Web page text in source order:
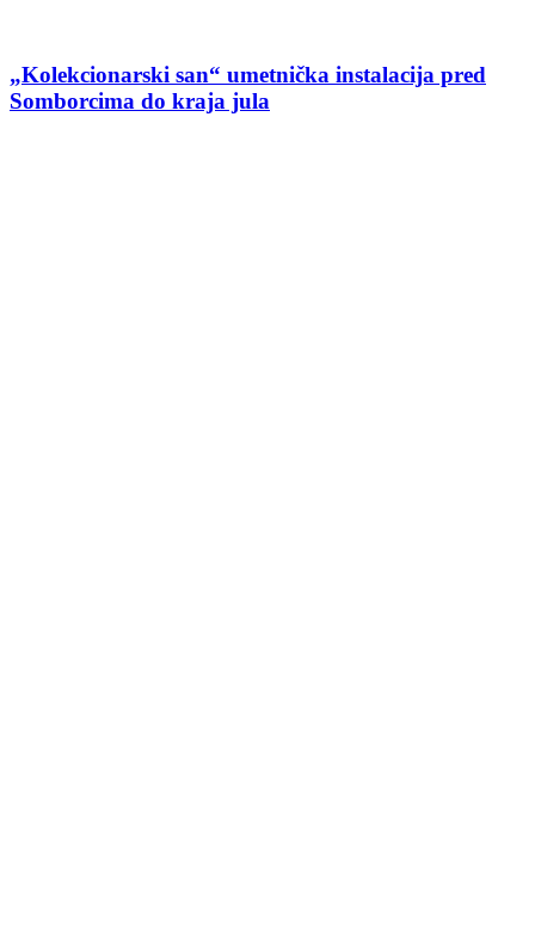
„Kolekcionarski san“ umetnička instalacija pred
Somborcima do kraja jula